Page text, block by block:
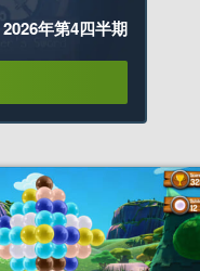
年第4四半期